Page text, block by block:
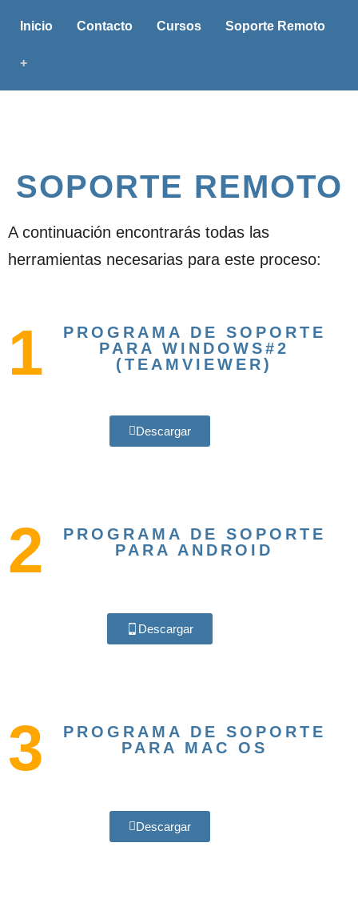
Inicio Contacto Cursos Soporte Remoto
+
SOPORTE REMOTO
A continuación encontrarás todas las
herramientas necesarias para este proceso:
1
PROGRAMA DE SOPORTE
PARA WINDOWS#2
(TEAMVIEWER)
Descargar
2
PROGRAMA DE SOPORTE
PARA ANDROID
Descargar
3
PROGRAMA DE SOPORTE
PARA MAC OS
Descargar